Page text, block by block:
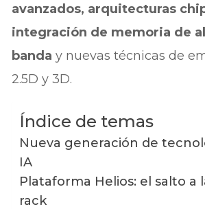
avanzados, arquitecturas
integración de memoria de
banda y nuevas técnicas de
2.5D y 3D.
Índice de temas
Nueva generación de
IA
Plataforma Helios: el salto a
rack